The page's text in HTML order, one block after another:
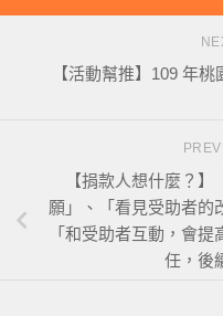
【活動幫推】109 年
【捐款人想什麼？
願」、「看見受助者的
「和受助者互動，會
任，後